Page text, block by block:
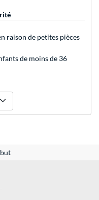
raison de petites pièces
de moins de 36